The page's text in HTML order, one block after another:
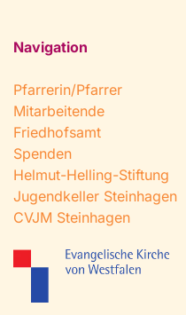
Navigation
Pfarrerin/Pfarrer
Mitarbeitende
Friedhofsamt
Spenden
Helmut-Helling-Stiftung
Jugendkeller Steinhagen
CVJM Steinhagen